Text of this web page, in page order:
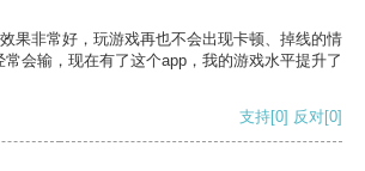
果非常好，玩游戏再也不会出现卡顿、掉线的情
会输，现在有了这个app，我的游戏水平提升了
支持[0] 反对[0]